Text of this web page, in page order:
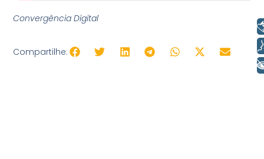
Convergência Digital
Compartilhe:
Voz